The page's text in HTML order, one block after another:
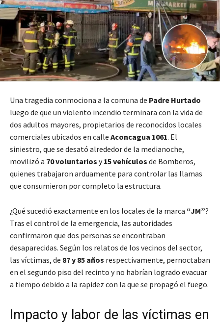
Una tragedia conmociona a la comuna de Padre Hurtado
luego de que un violento incendio terminara con la vida de
dos adultos mayores, propietarios de reconocidos locales
comerciales ubicados en calle Aconcagua 1061. El
siniestro, que se desató alrededor de la medianoche,
movilizó a 70 voluntarios y15 vehículos de Bomberos,
quienes trabajaron arduamente para controlar las llamas
que consumieron por completo la estructura.
¿Qué sucedió exactamente en los locales de la marca “JM”?
Tras el control de la emergencia, las autoridades
confirmaron que dos personas se encontraban
desaparecidas. Según los relatos de los vecinos del sector,
las víctimas, de 87 y 85 años respectivamente, pernoctaban
en el segundo piso del recinto y no habrían logrado evacuar
a tiempo debido a la rapidez con la que se propagó el fuego.
Impacto y labor de las víctimas en